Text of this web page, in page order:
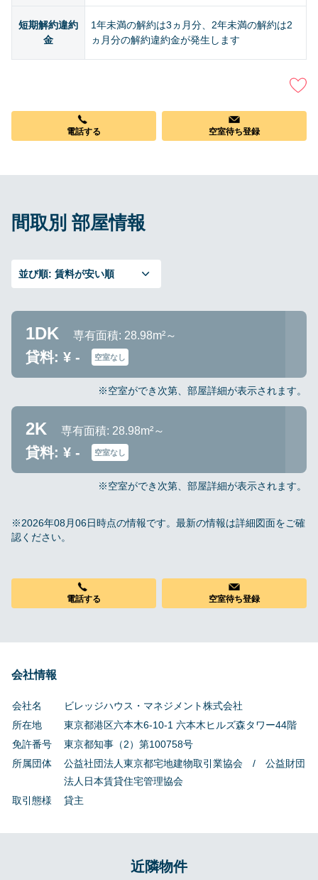
短期解約違約
金
1年未満の解約は3ヵ月分、2年未満の解約は2
ヵ月分の解約違約金が発生します
電話する 空室待ち登録
間取別 部屋情報
並び順: 賃料が安い順
1DK 専有面積: 28.98m²～
貸料: ¥ - 空室なし
※空室ができ次第、部屋詳細が表示されます。
2K 専有面積: 28.98m²～
貸料: ¥ - 空室なし
※空室ができ次第、部屋詳細が表示されます。
※2026年08月06日時点の情報です。最新の情報は詳細図面をご確
認ください。
電話する 空室待ち登録
会社情報
会社名
ビレッジハウス・マネジメント株式会社
所在地
東京都港区六本木6-10-1 六本木ヒルズ森タワー44階
免許番号
東京都知事（2）第100758号
所属団体
公益社団法人東京都宅地建物取引業協会 / 公益財団
法人日本賃貸住宅管理協会
取引態様
貸主
近隣物件